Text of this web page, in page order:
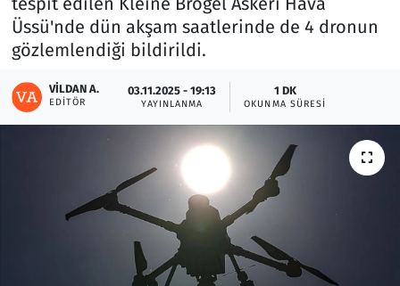
Üssü'nde dün akşam saatlerinde de 4 dronun
gözlemlendiği bildirildi.
VILDAN A.
EDITÖR
03.11.2025 - 19:13
YAYINLANMA
1 DK
OKUNMA SÜRESI
Memur ve Kamu
Otomobil
Oyun
Resmi İlanlar
Rüya Tabirleri